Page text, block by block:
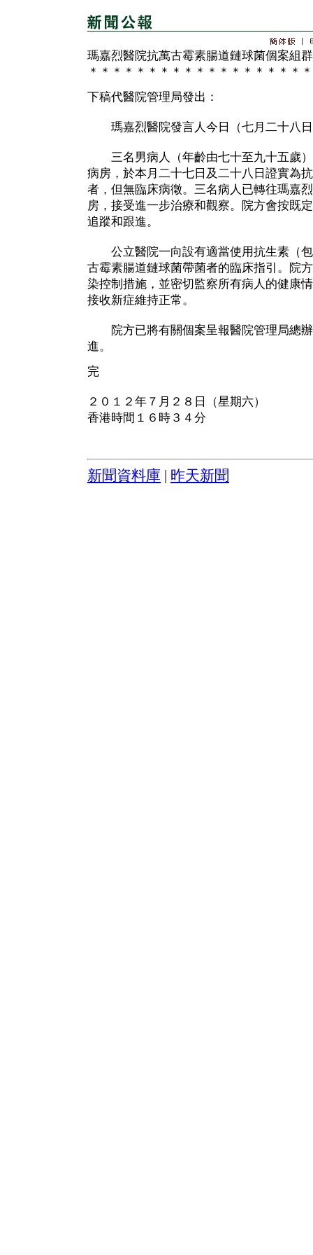
瑪嘉烈醫院抗萬古霉素腸道鏈球菌個案組群
＊＊＊＊＊＊＊＊＊＊＊＊＊＊＊＊＊＊＊
下稿代醫院管理局發出：
瑪嘉烈醫院發言人今日（七月二十八日
三名男病人（年齡由七十至九十五歲）
病房，於本月二十七日及二十八日證實為
者，但無臨床病徵。三名病人已轉往瑪嘉
房，接受進一步治療和觀察。院方會按既
追蹤和跟進。
公立醫院一向設有適當使用抗生素（包
古霉素腸道鏈球菌帶菌者的臨床指引。院
染控制措施，並密切監察所有病人的健康
接收新症維持正常。
院方已將有關個案呈報醫院管理局總辦
進。
完
２０１２年７月２８日（星期六）
香港時間１６時３４分
新聞資料庫 昨天新聞